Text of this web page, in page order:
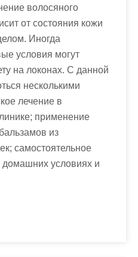
волосяного
от состояния кожи
Иногда
условия могут
на локонах. С данной
несколькими
лечение в
применение
из
самостоятельное
условиях и